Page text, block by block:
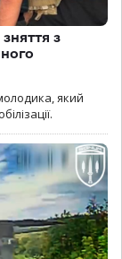
з
який